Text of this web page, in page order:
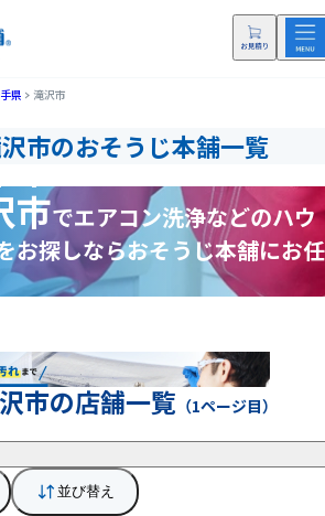
県 滝沢市
市のおそうじ本舗一覧
市でエアコン洗浄などのハウ
お探しならおそうじ本舗にお任
市の店舗一覧 （1ページ目）
並び替え